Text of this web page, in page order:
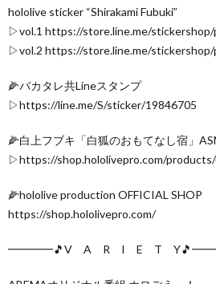
hololive sticker “Shirakami Fubuki”
▷vol.1 https://store.line.me/
▷vol.2 https://store.line.me/
🌽バカタレ共Lineスタンプ
▷https://line.me/S/sticker/19846705
🌽白上フブキ「白狐のおもてなし宿」
▷https://shop.hololivepro.com/
🌽hololive production OFFICIAL SHOP
https://shop.hololivepro.com/
━━━━🎵V A R I E T